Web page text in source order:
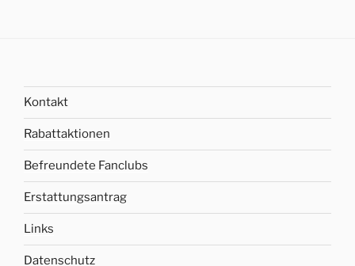
Kontakt
Rabattaktionen
Befreundete Fanclubs
Erstattungsantrag
Links
Datenschutz